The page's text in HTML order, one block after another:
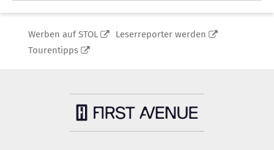
Werben auf STOL
Leserreporter werden
Tourentipps